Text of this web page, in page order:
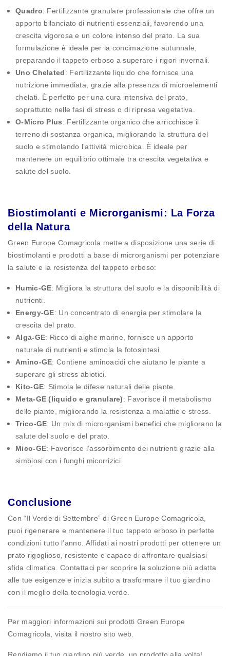
Quadro: Fertilizzante granulare professionale che offre un
apporto bilanciato di nutrienti essenziali, favorendo una
crescita vigorosa e un colore intenso del prato. La sua
formulazione è ideale per la concimazione autunnale,
preparando il tappeto erboso a superare i rigori invernali.
Uno Chelated: Fertilizzante liquido che fornisce una
nutrizione immediata, grazie alla presenza di microelementi
chelati. È perfetto per una cura intensiva del prato,
soprattutto nelle fasi di stress o di ripresa vegetativa.
O-Micro Plus: Fertilizzante organico che arricchisce il
terreno di sostanza organica, migliorando la struttura del
suolo e stimolando l’attività microbica. È ideale per
mantenere un equilibrio ottimale tra crescita vegetativa e
salute del suolo.
Biostimolanti e Microrganismi: La Forza
della Natura
Green Europe Comagricola mette a disposizione una serie di
biostimolanti e prodotti a base di microrganismi per potenziare
la salute e la resistenza del tappeto erboso:
Humic-GE: Migliora la struttura del suolo e la disponibilità di
nutrienti.
Energy-GE: Un concentrato di energia per stimolare la
crescita del prato.
Alga-GE: Ricco di alghe marine, fornisce un apporto
naturale di nutrienti e stimola la fotosintesi.
Amino-GE: Contiene aminoacidi che aiutano le piante a
superare gli stress abiotici.
Kito-GE: Stimola le difese naturali delle piante.
Meta-GE (liquido e granulare): Favorisce il metabolismo
delle piante, migliorando la resistenza a malattie e stress.
Trico-GE: Un mix di microrganismi benefici che migliorano la
salute del suolo e del prato.
Mico-GE: Favorisce l’assorbimento dei nutrienti grazie alla
simbiosi con i funghi micorrizici.
Conclusione
Con “Il Verde di Settembre” di Green Europe Comagricola,
puoi rigenerare e mantenere il tuo tappeto erboso in perfette
condizioni tutto l’anno. Affidati ai nostri prodotti per ottenere un
prato rigoglioso, resistente e capace di affrontare qualsiasi
sfida climatica. Contattaci per scoprire la soluzione più adatta
alle tue esigenze e inizia subito a trasformare il tuo giardino
con il meglio della tecnologia verde.
Per maggiori informazioni sui prodotti Green Europe
Comagricola, visita il nostro sito web.